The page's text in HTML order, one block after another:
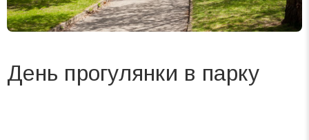
День прогулянки в парку